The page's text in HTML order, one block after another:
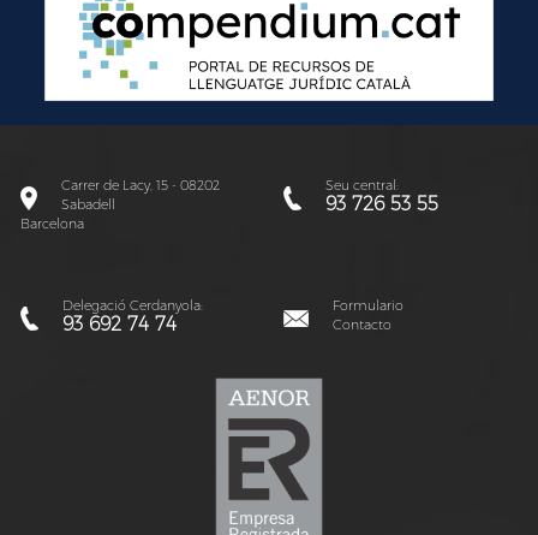
Carrer de Lacy, 15 - 08202
Sabadell
Barcelona
Seu central:
93 726 53 55
Delegació Cerdanyola:
93 692 74 74
Formulario
Contacto